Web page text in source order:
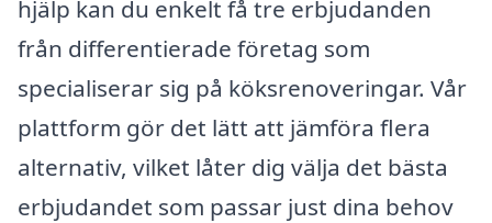
hjälp kan du enkelt få tre erbjudanden
från differentierade företag som
specialiserar sig på köksrenoveringar. Vår
plattform gör det lätt att jämföra flera
alternativ, vilket låter dig välja det bästa
erbjudandet som passar just dina behov